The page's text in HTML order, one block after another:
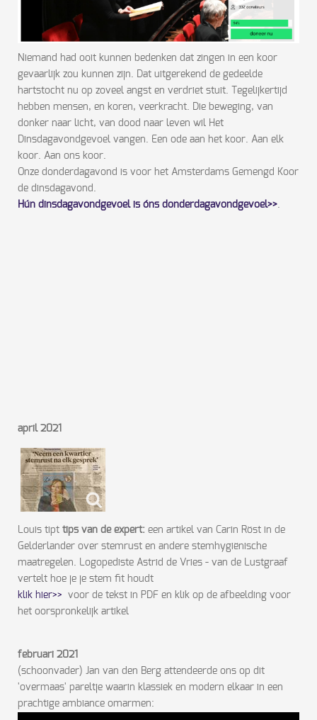
Niemand had ooit kunnen bedenken dat zingen in een koor
gevaarlijk zou kunnen zijn. Dat uitgerekend de gedeelde
hartstocht nu op zoveel angst en verdriet stuit. Tegelijkertijd
hebben mensen, en koren, veerkracht. Die beweging, van
donker naar licht, van dood naar leven wil Het
Dinsdagavondgevoel vangen. Een ode aan het koor. Aan elk
koor. Aan ons koor.
Onze donderdagavond is voor het Amsterdams Gemengd Koor
de dinsdagavond.
Hún dinsdagavondgevoel is óns donderdagavondgevoel>>.
april 2021
Louis tipt tips van de expert: een artikel van Carin Röst in de
Gelderlander over stemrust en andere stemhygiënische
maatregelen. Logopediste Astrid de Vries - van de Lustgraaf
vertelt hoe je je stem fit houdt
klik hier>> voor de tekst in PDF en klik op de afbeelding voor
het oorspronkelijk artikel
februari 2021
(schoonvader) Jan van den Berg attendeerde ons op dit
'overmaas' pareltje waarin klassiek en modern elkaar in een
prachtige ambiance omarmen: